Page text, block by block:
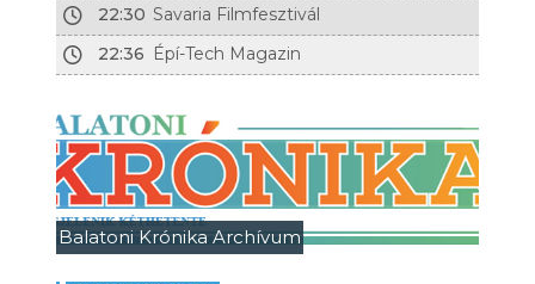
22:30 Savaria Filmfesztivál
22:36 Épí-Tech Magazin
Balatoni Krónika Archívum